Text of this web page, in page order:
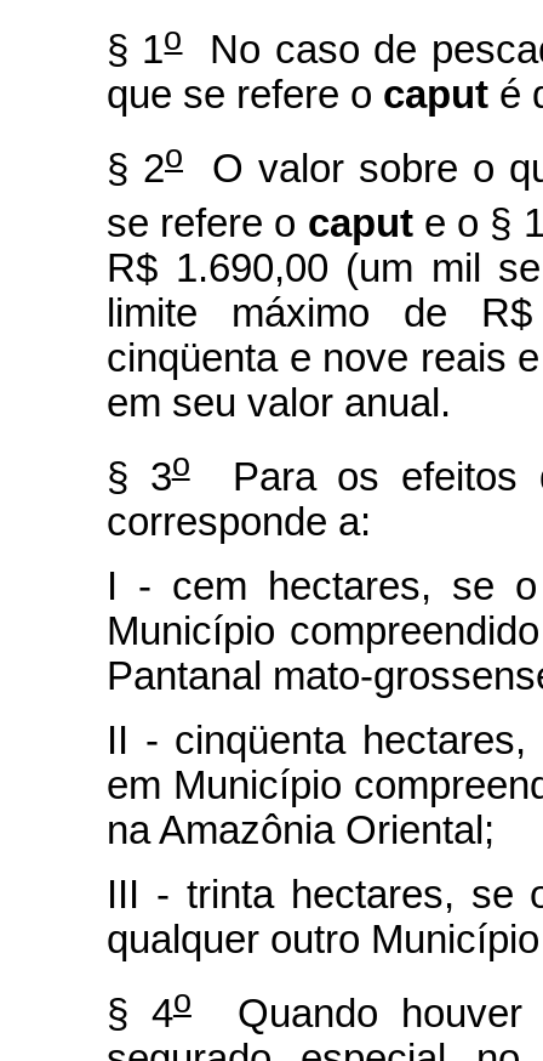
§ 1oNo caso de
que se refere o caput é
§ 2o
O valor sobre o
se refere o capute o §
R$ 1.690,00 (um mil
limite máximo de
cinqüenta e nove reais
em seu valor anual.
§ 3oPara os efeitos
corresponde a:
I - cem hectares, se
Município
Pantanal mato-
II - cinqüenta
em Município
na Amazônia Oriental;
III - trinta hectares, se
qualquer outro
§ 4oQuando houver